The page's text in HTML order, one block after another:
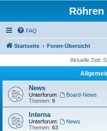
Röhren
FAQ
Startseite Foren-Übersicht
Aktuelle Zeit:
News
Unterforum:
Board-News
Themen: 9
Interna
Unterforum:
News
Themen: 63